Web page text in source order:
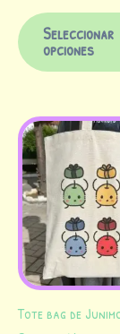
Seleccionar
opciones
Tote bag de